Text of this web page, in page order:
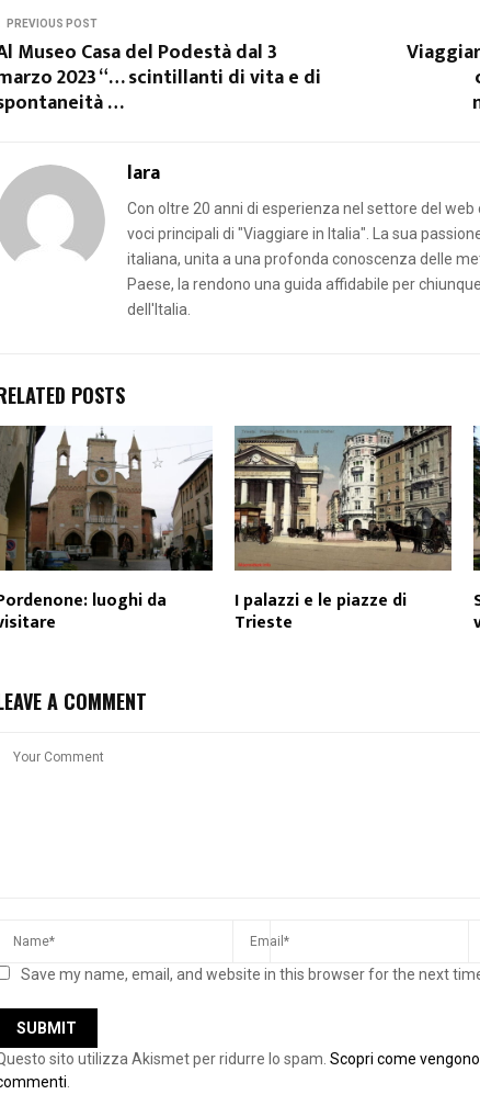
PREVIOUS POST
Museo Casa del Podestà dal 3
2023 “… scintillanti di vita e di
…
lara
Con oltre 20 anni di esperienza nel settore del web
voci principali di "Viaggiare in Italia". La sua
italiana, unita a una profonda conoscenza delle
Paese, la rendono una guida affidabile per
dell'Italia.
POSTS
luoghi da I palazzi e le piazze di
Trieste
A COMMENT
Save my name, email, and website in this browser for the next
sito utilizza Akismet per ridurre lo spam. Scopri come